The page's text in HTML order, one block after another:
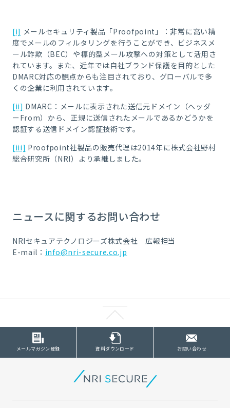
[i] メールセキュリティ製品「Proofpoint 」：非常に高い精
度でメールのフィルタリングを行うことができ、ビジネスメ
ール詐欺（BEC）や標的型メール攻撃への対策として活用さ
れています。また、近年では自社ブランド保護を目的とした
DMARC対応の観点からも注目されており、グローバルで多
くの企業に利用されています。
[ii] DMARC ：メールに表示された送信元ドメイン（ヘッダ
ーFrom）から、正規に送信されたメールであるかどうかを
認証する送信ドメイン認証技術です。
[iii] Proofpoint社製品の販売代理は2014年に株式会社野村
総合研究所（NRI）より承継しました。
ニュースに関するお問い合わせ
NRIセキュアテクノロジーズ株式会社 広報担当
E-mail： info@nri-secure.co.jp
メールマガジン登録 資料ダウンロード お問い合わせ